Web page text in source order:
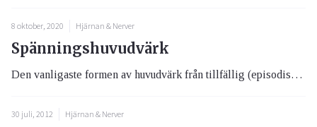
8 oktober, 2020 Hjärnan & Nerver
Spänningshuvudvärk
Den vanligaste formen av huvudvärk från tillfällig (episodisk) eller stadigvarande huvudvärk med symtom enl. nedan och s...
30 juli, 2012 Hjärnan & Nerver